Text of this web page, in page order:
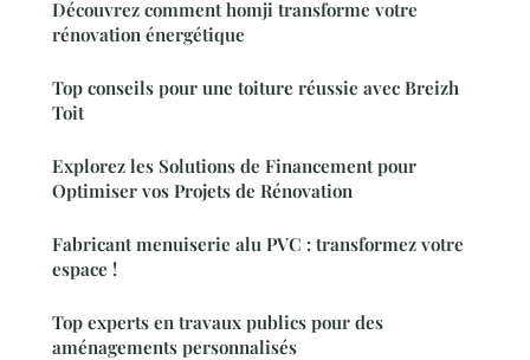
Découvrez comment homji transforme votre
rénovation énergétique
Top conseils pour une toiture réussie avec Breizh
Toit
Explorez les Solutions de Financement pour
Optimiser vos Projets de Rénovation
Fabricant menuiserie alu PVC : transformez votre
espace !
Top experts en travaux publics pour des
aménagements personnalisés